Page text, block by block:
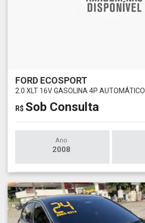
FORD ECOSPORT
2.0 XLT 16V GASOLINA 4P AUTOMÁTICO
R$ Sob Consulta
Ano
2008